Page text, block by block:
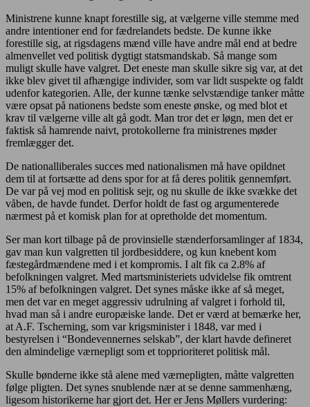
Ministrene kunne knapt forestille sig, at vælgerne ville stemme med
andre intentioner end for fædrelandets bedste. De kunne ikke
forestille sig, at rigsdagens mænd ville have andre mål end at bedre
almenvellet ved politisk dygtigt statsmandskab. Så mange som
muligt skulle have valgret. Det eneste man skulle sikre sig var, at det
ikke blev givet til afhængige individer, som var lidt suspekte og faldt
udenfor kategorien. Alle, der kunne tænke selvstændige tanker måtte
være opsat på nationens bedste som eneste ønske, og med blot et
krav til vælgerne ville alt gå godt. Man tror det er løgn, men det er
faktisk så hamrende naivt, protokollerne fra ministrenes møder
fremlægger det.
De nationalliberales succes med nationalismen må have opildnet
dem til at fortsætte ad dens spor for at få deres politik gennemført.
De var på vej mod en politisk sejr, og nu skulle de ikke svække det
våben, de havde fundet. Derfor holdt de fast og argumenterede
nærmest på et komisk plan for at opretholde det momentum.
Ser man kort tilbage på de provinsielle stænderforsamlinger af 1834,
gav man kun valgretten til jordbesiddere, og kun knebent kom
fæstegårdmændene med i et kompromis. I alt fik ca 2.8% af
befolkningen valgret. Med martsministeriets udvidelse fik omtrent
15% af befolkningen valgret. Det synes måske ikke af så meget,
men det var en meget aggressiv udrulning af valgret i forhold til,
hvad man så i andre europæiske lande. Det er værd at bemærke her,
at A.F. Tscherning, som var krigsminister i 1848, var med i
bestyrelsen i “Bondevennernes selskab”, der klart havde defineret
den almindelige værnepligt som et topprioriteret politisk mål.
Skulle bønderne ikke stå alene med værnepligten, måtte valgretten
følge pligten. Det synes snublende nær at se denne sammenhæng,
ligesom historikerne har gjort det. Her er Jens Møllers vurdering: